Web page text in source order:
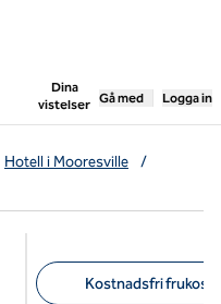
Dina
vistelser
,öppnar ny flik
Gå med Logga in
Hotell i Mooresville
/
Kostnadsfri frukost